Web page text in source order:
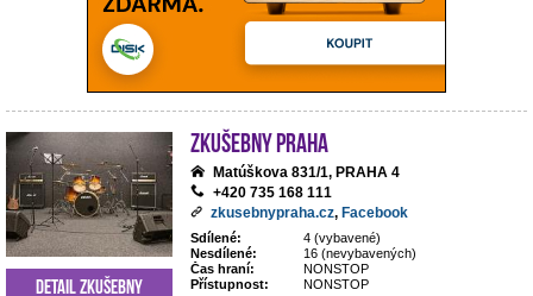
Zkušebny Praha
Matúškova 831/1, PRAHA 4
+420 735 168 111
zkusebnypraha.cz, Facebook
Sdílené:
4 (vybavené)
Nesdílené:
16 (nevybavených)
Čas hraní:
NONSTOP
Přístupnost:
NONSTOP
Detail zkušebny